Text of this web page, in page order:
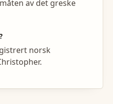
av det greske
norsk